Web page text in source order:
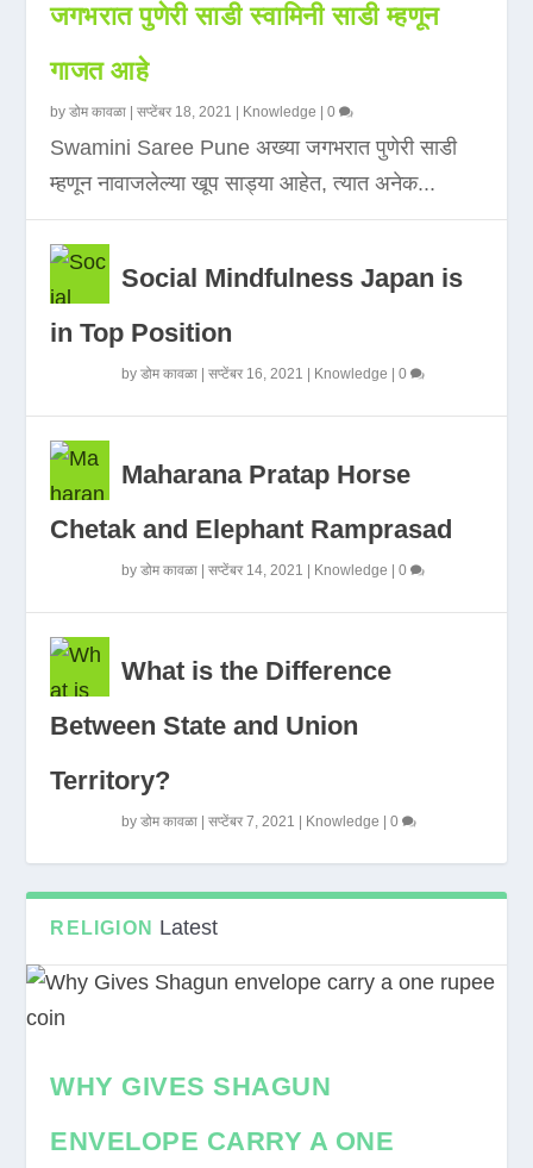
जगभरात पुणेरी साडी स्वामिनी साडी म्हणून
गाजत आहे
byडोम कावळा |सप्टेंबर 18, 2021 Knowledge |0
Swamini Saree Pune अख्या जगभरात पुणेरी साडी
म्हणून नावाजलेल्या खूप साड्या आहेत, त्यात अनेक...
Social Mindfulness Japan is
in Top Position
byडोम कावळा |सप्टेंबर 16, 2021 Knowledge |0
Maharana Pratap Horse
Chetak and Elephant Ramprasad
byडोम कावळा |सप्टेंबर 14, 2021 Knowledge |0
What is the Difference
Between State and Union
Territory?
byडोम कावळा |सप्टेंबर 7, 2021 Knowledge |0
RELIGION Latest
WHY GIVES SHAGUN
ENVELOPE CARRY A ONE